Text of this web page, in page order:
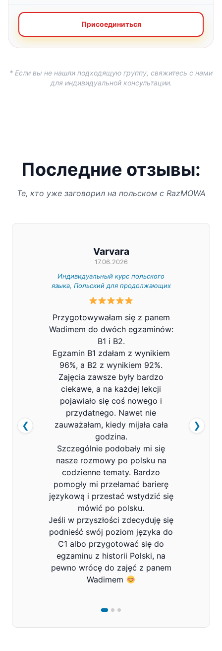
Присоединиться
* Если вы не нашли подходящую группу, свяжитесь с нами
для индивидуальной консультации.
Последние отзывы:
Те, кто уже заговорил на польском с RazMOWA
Varvara
17.06.2026
Индивидуальный курс польского
языка, Польский для продолжающих
Przygotowywałam się z panem
Wadimem do dwóch egzaminów:
B1 i B2.
Egzamin B1 zdałam z wynikiem
96%, a B2 z wynikiem 92%.
Zajęcia zawsze były bardzo
ciekawe, a na każdej lekcji
pojawiało się coś nowego i
przydatnego. Nawet nie
zauważałam, kiedy mijała cała
godzina.
Szczególnie podobały mi się
nasze rozmowy po polsku na
codzienne tematy. Bardzo
pomogły mi przełamać barierę
językową i przestać wstydzić się
mówić po polsku.
Jeśli w przyszłości zdecyduję się
podnieść swój poziom języka do
C1 albo przygotować się do
egzaminu z historii Polski, na
pewno wrócę do zajęć z panem
Wadimem
❮ ❯